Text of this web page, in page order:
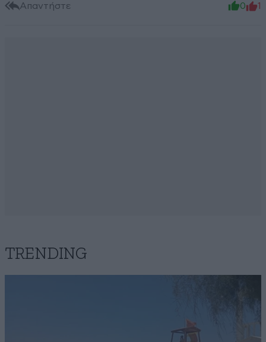
Απαντήστε 0 1
TRENDING